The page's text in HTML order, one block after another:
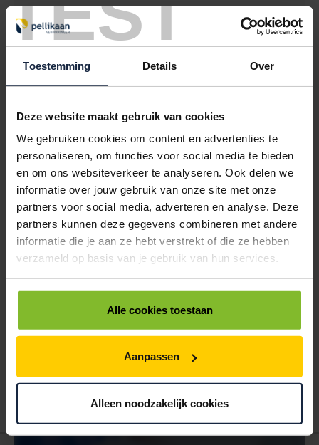
Toestemming Details Over
Deze website maakt gebruik van cookies
We gebruiken cookies om content en advertenties te
personaliseren, om functies voor social media te bieden
en om ons websiteverkeer te analyseren. Ook delen we
informatie over jouw gebruik van onze site met onze
partners voor social media, adverteren en analyse. Deze
partners kunnen deze gegevens combineren met andere
informatie die je aan ze hebt verstrekt of die ze hebben
verzameld op basis van je gebruik van hun services.
Alle cookies toestaan
Aanpassen
Alleen noodzakelijk cookies
KORTINGSETIKETTEN 50% ROOD 30MM ROND
< 1000
1000
€5,19
€5,03 €4,86
KORTINGSETIKETTEN 60% ORANJE 30MM ROND
< 1000
2500
€5,19
9401530 €0,00
KORTINGSETIKETTEN 70% LILA 30MM ROND
< 1000
1000
2500
€5,19
€5,03 €4,86
Hoe werkt een bestellijst?
Wanneer u bent ingelogd, kunt u een eigen bestellijst maken.
Gebruik bestel- en offertelijsten om eenvoudig en snel producten
te bestellen. Uw bestel- en offertelijsten kunt u terugvinden in uw
account. Dat pakt altijd goed uit voor uw administratie!